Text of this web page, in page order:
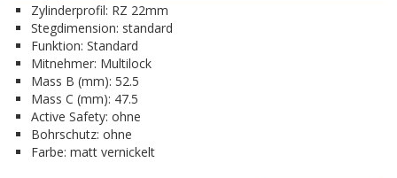
Zylinderprofil: RZ 22mm
Stegdimension: standard
Funktion: Standard
Mitnehmer: Multilock
Mass B (mm): 52.5
Mass C (mm): 47.5
Active Safety: ohne
Bohrschutz: ohne
Farbe: matt vernickelt